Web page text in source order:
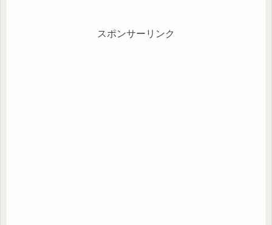
スポンサーリンク